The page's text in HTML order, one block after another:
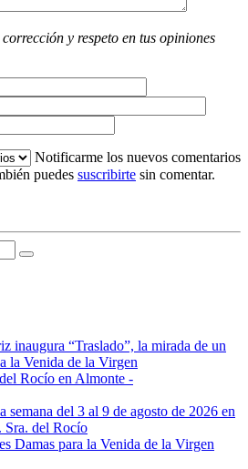
y respeto en tus opiniones
Notificarme los nuevos comentarios
puedes suscribirte sin comentar.
inaugura “Traslado”, la mirada de un
la Venida de la Virgen
Rocío en Almonte -
semana del 3 al 9 de agosto de 2026 en
Sra. del Rocío
Damas para la Venida de la Virgen